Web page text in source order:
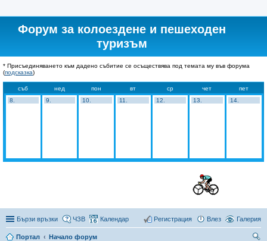
Форум за колоездене и пешеходен
туризъм
* Присъединяването към дадено събитие се осъществява под темата му във форума
(подсказка)
съб нед пон вт ср чет
пет
8.
9. 10. 11. 12. 13. 14.
Бързи връзки Галерия
ЧЗВ Календар Влез
Регистрация
Портал
Начало форум